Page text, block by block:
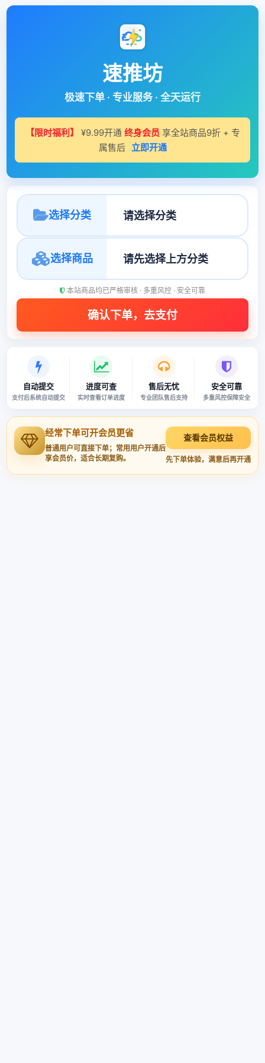
速推坊
极速下单 · 专业服务 · 全天运行
【限时福利】 ¥9.99开通 终身会员 享全站商品9折 + 专
属售后 立即开通
选择分类
选择商品
本站商品均已严格审核 · 多重风控 · 安全可靠
自动提交
支付后系统自动提交
进度可查
实时查看订单进度
售后无忧
专业团队售后支持
安全可靠
多重风控保障安全
经常下单可开会员更省
普通用户可直接下单；常用用户开通后
享会员价，适合长期复购。
查看会员权益
先下单体验，满意后再开通